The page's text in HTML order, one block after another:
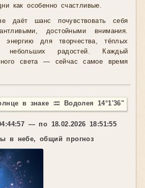
как особенно счастливые.
даёт шанс почувствовать себя
достойными внимания.
энергию для творчества, тёплых
небольших радостей. Каждый
света — сейчас самое время
в знаке ♒ Водолея 14°1'36"
— по 18.02.2026 18:51:55
в небе, общий прогноз